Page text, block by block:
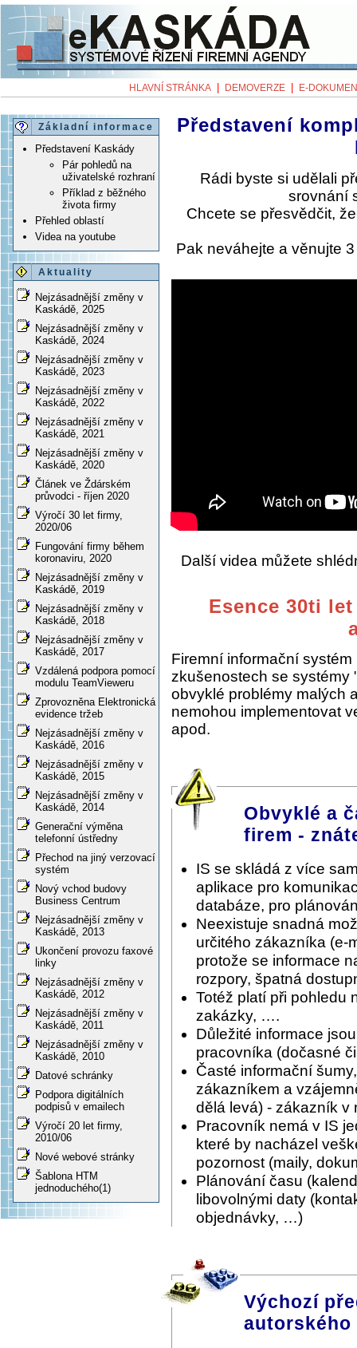
HLAVNÍ STRÁNKA DEMOVERZE E-
Základní informace
Představení Kaskády
Pár pohledů na
uživatelské rozhraní
Příklad z běžného
života firmy
Přehled oblastí
Videa na youtube
Aktuality
Nejzásadnější změny v
Kaskádě, 2025
Nejzásadnější změny v
Kaskádě, 2024
Nejzásadnější změny v
Kaskádě, 2023
Nejzásadnější změny v
Kaskádě, 2022
Nejzásadnější změny v
Kaskádě, 2021
Nejzásadnější změny v
Kaskádě, 2020
Článek ve Ždárském
průvodci - říjen 2020
Výročí 30 let firmy,
2020/06
Fungování firmy během
koronaviru, 2020
Nejzásadnější změny v
Kaskádě, 2019
Nejzásadnější změny v
Kaskádě, 2018
Nejzásadnější změny v
Kaskádě, 2017
Vzdálená podpora pomocí
modulu TeamVieweru
Zprovozněna Elektronická
evidence tržeb
Nejzásadnější změny v
Kaskádě, 2016
Nejzásadnější změny v
Kaskádě, 2015
Nejzásadnější změny v
Kaskádě, 2014
Generační výměna
telefonní ústředny
Přechod na jiný verzovací
systém
Nový vchod budovy
Business Centrum
Nejzásadnější změny v
Kaskádě, 2013
Ukončení provozu faxové
linky
Nejzásadnější změny v
Kaskádě, 2012
Nejzásadnější změny v
Kaskádě, 2011
Nejzásadnější změny v
Kaskádě, 2010
Datové schránky
Podpora digitálních
podpisů v emailech
Výročí 20 let firmy,
2010/06
Nové webové stránky
Šablona HTM
jednoduchého(1)
Představení
Rádi byste si udělali
srovnání
Chcete se přesvědčit,
Pak neváhejte a věnujte
Další videa můžete
Esence 30ti
Firemní informační
zkušenostech se systémy
obvyklé problémy malých
nemohou implementovat
apod.
Obvyklé a
firem -
IS se skládá z více
aplikace pro
databáze, pro
Neexistuje snadná
určitého zákazníka (e-
protože se informace
rozpory, špatná
Totéž platí při pohledu
zakázky, ….
Důležité informace
pracovníka (dočasné
Časté informační
zákazníkem a
dělá levá) - zákazník v
Pracovník nemá v IS
které by nacházel
pozornost (maily,
Plánování času
libovolnými daty
objednávky, …)
Výchozí
autorského